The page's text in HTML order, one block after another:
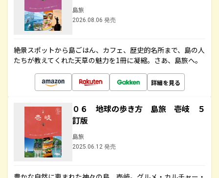
島旅
2026.08.06 発売
絶景スポットから島ごはん、カフェ、歴史的名所まで、島の人
たちが教えてくれた天草の魅力を1冊に凝縮。さあ、島旅へ。
詳細を見る
０６ 地球の歩き方 島旅 壱岐 ５
訂版
島旅
2025.06.12 発売